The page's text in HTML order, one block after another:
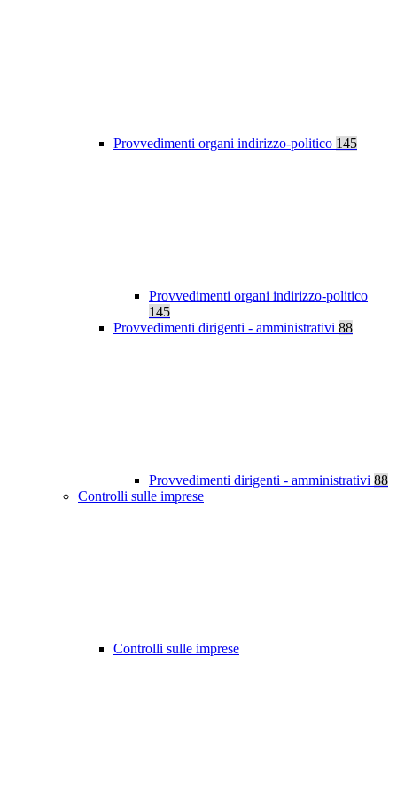
Provvedimenti organi indirizzo-politico 145
Provvedimenti organi indirizzo-politico
145
Provvedimenti dirigenti - amministrativi 88
Provvedimenti dirigenti - amministrativi 88
Controlli sulle imprese
Controlli sulle imprese